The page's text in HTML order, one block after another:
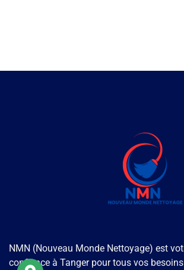
NMN (Nouveau Monde Nettoyage) est
confiance à Tanger pour tous vos